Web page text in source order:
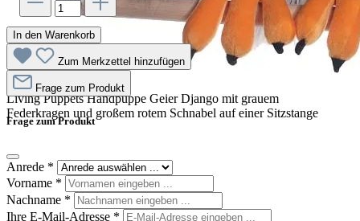
Living Puppets Handpuppe Geier Django mit grauem
Federkragen und großem rotem Schnabel auf einer Sitzstange
In den Warenkorb
Zum Merkzettel hinzufügen
Frage zum Produkt
Frage zum Produkt
Anrede *
Vorname *
Nachname *
Ihre E-Mail-Adresse *